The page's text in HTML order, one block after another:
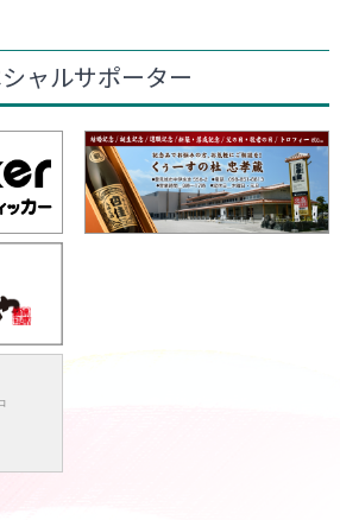
ャルサポーター